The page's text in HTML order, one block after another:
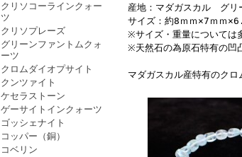
クリソコーラインクォー
ツ
クリソプレーズ
グリーンファントムクォ
ーツ
クロムダイオプサイト
クンツァイト
ケセラストーン
ゲーサイトインクォーツ
ゴッシェナイト
コッパー（銅）
コベリン
産地：マダガスカル グ
サイズ：約8ｍｍ×7ｍｍ
※サイズ・重量については
※天然石の為原石特有の凹
マダガスカル産特有のクロ